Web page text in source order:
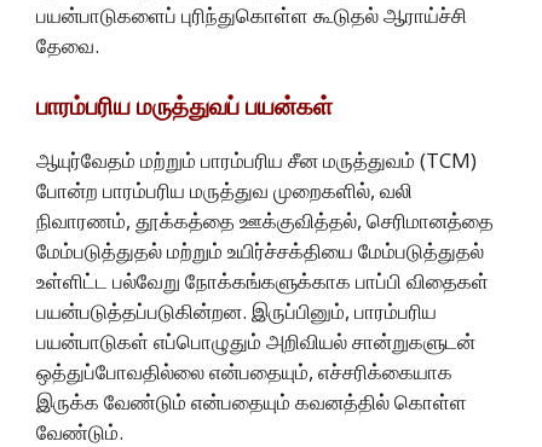
பயன்பாடுகளைப் புரிந்துகொள்ள கூடுதல் ஆராய்ச்சி
தேவை.
பாரம்பரிய மருத்துவப் பயன்கள்
ஆயுர்வேதம் மற்றும் பாரம்பரிய சீன மருத்துவம் (TCM)
போன்ற பாரம்பரிய மருத்துவ முறைகளில், வலி
நிவாரணம், தூக்கத்தை ஊக்குவித்தல், செரிமானத்தை
மேம்படுத்துதல் மற்றும் உயிர்ச்சக்தியை மேம்படுத்துதல்
உள்ளிட்ட பல்வேறு நோக்கங்களுக்காக பாப்பி விதைகள்
பயன்படுத்தப்படுகின்றன. இருப்பினும், பாரம்பரிய
பயன்பாடுகள் எப்பொழுதும் அறிவியல் சான்றுகளுடன்
ஒத்துப்போவதில்லை என்பதையும், எச்சரிக்கையாக
இருக்க வேண்டும் என்பதையும் கவனத்தில் கொள்ள
வேண்டும்.